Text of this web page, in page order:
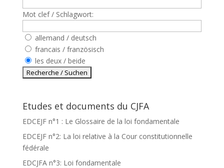
Mot clef / Schlagwort:
allemand / deutsch
francais / französisch
les deux / beide
Etudes et documents du CJFA
EDCEJF n°1 : Le Glossaire de la loi fondamentale
EDCEJF n°2: La loi relative à la Cour constitutionnelle
fédérale
EDCJFA n°3: Loi fondamentale